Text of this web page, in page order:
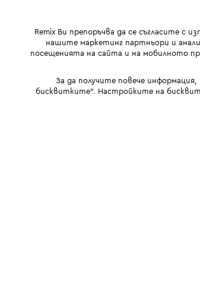
Remix Ви препоръчва да се съгласите с
нашите маркетинг партньори и
посещенията на сайта и на мобилното
За да получите повече
бисквитките". Настройките на